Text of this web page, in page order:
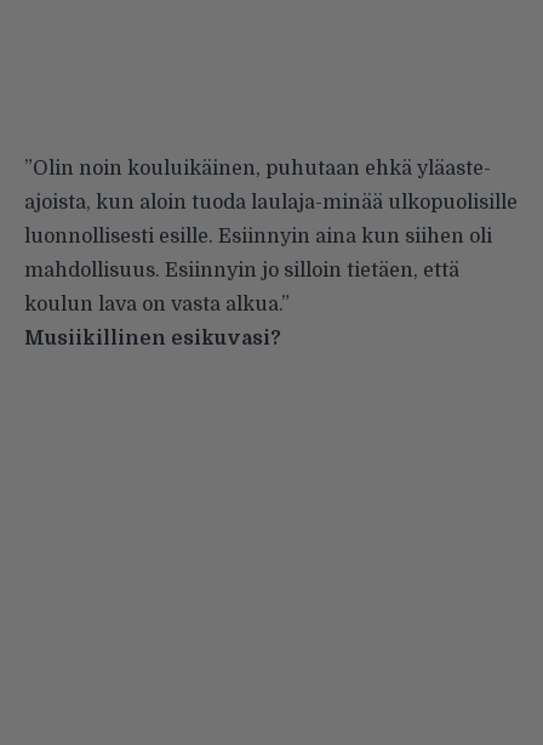
”Olin noin kouluikäinen, puhutaan ehkä yläaste-
ajoista, kun aloin tuoda laulaja-minää ulkopuolisille
luonnollisesti esille. Esiinnyin aina kun siihen oli
mahdollisuus. Esiinnyin jo silloin tietäen, että
koulun lava on vasta alkua.”
Musiikillinen esikuvasi?